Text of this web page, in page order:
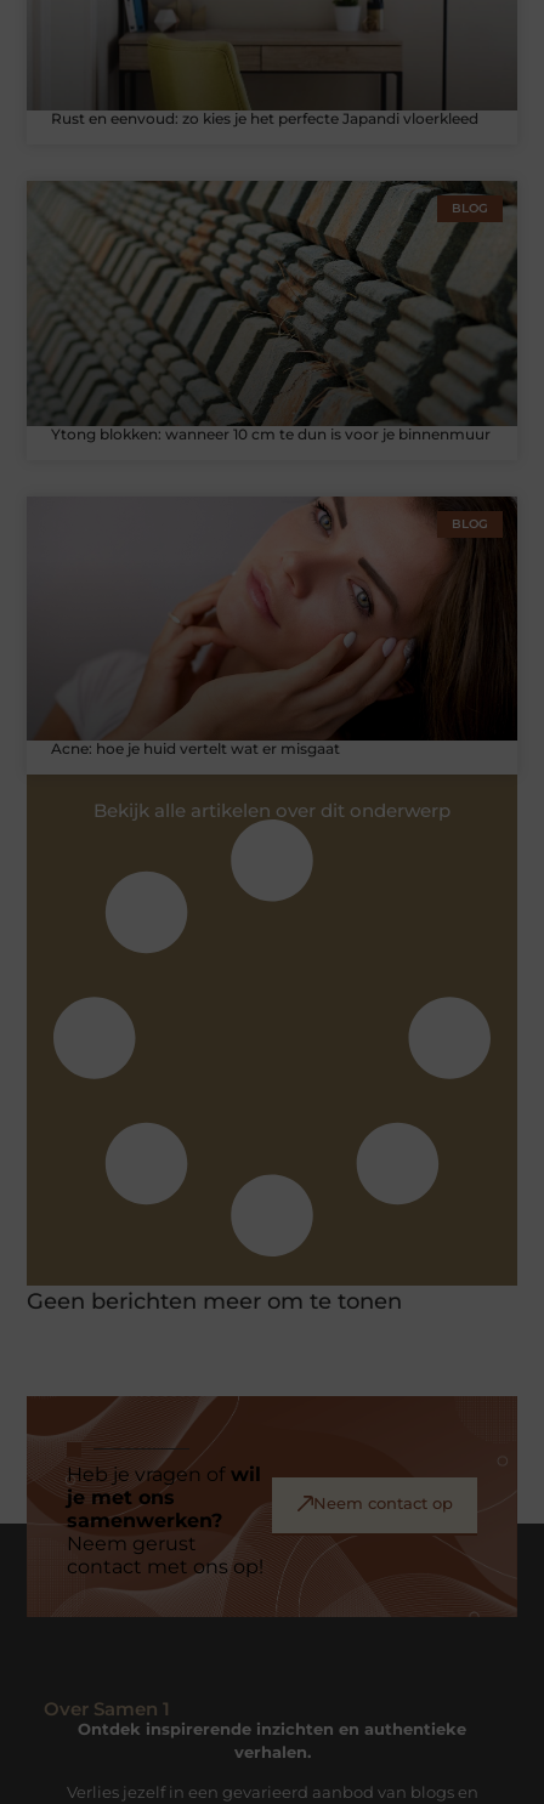
Rust en eenvoud: zo kies je het perfecte Japandi vloerkleed
BLOG
Ytong blokken: wanneer 10 cm te dun is voor je binnenmuur
BLOG
Acne: hoe je huid vertelt wat er misgaat
Bekijk alle artikelen over dit onderwerp
Geen berichten meer om te tonen
Heb je vragen ofwil
je met ons
samenwerken?
Neem gerust
contact met ons op!
Neem contact op
Over Samen 1
Ontdek inspirerende inzichten en authentieke
verhalen.
Verlies jezelf in een gevarieerd aanbod van blogs en